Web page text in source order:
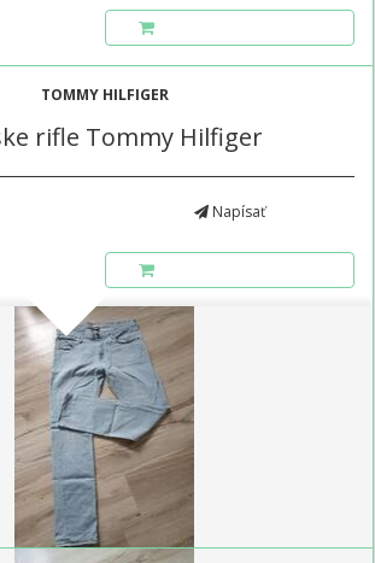
TOMMY HILFIGER
rifle Tommy Hilfiger
Napísať